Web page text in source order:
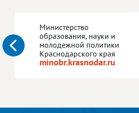
Министерство
образования, науки и
молодежной политики
Краснодарского края
minobr.krasnodar.ru